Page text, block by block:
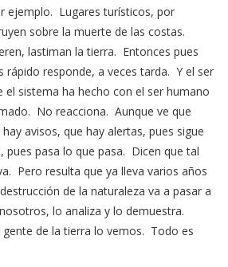
ejemplo. Lugares turísticos, por
sobre la muerte de las costas.
lastiman la tierra. Entonces pues
rápido responde, a veces tarda. Y el ser
el sistema ha hecho con el ser humano
No reacciona. Aunque ve que
avisos, que hay alertas, pues sigue
pues pasa lo que pasa. Dicen que tal
Pero resulta que ya lleva varios años
de la naturaleza va a pasar a
lo analiza y lo demuestra.
de la tierra lo vemos. Todo es